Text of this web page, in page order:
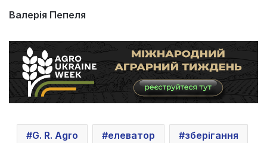
Валерія Пепеля
G. R. Agro елеватор зберігання